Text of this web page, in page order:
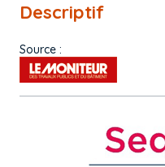
Descriptif
Source :